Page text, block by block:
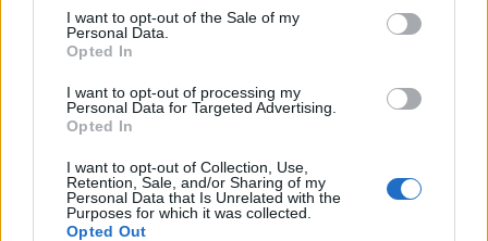
consent section.
I want to opt-out of the Sale of my
Personal Data.
Opted In
I want to opt-out of processing my
Personal Data for Targeted Advertising.
Opted In
I want to opt-out of Collection, Use,
Retention, Sale, and/or Sharing of my
Personal Data that Is Unrelated with the
Purposes for which it was collected.
Opted Out
A
Marosvásárhelyi
Színművészeti
Egyetem végzős
színisei A hideg
gyermek című
előadásban